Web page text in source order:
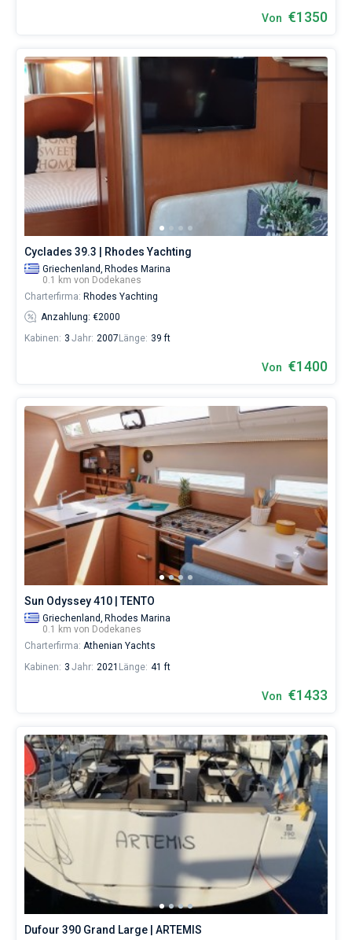
Nahe
Rhodos.
Von €1350
Cyclades 39.3 | Rhodes Yachting
Griechenland, Rhodes Marina
0.1 km von Dodekanes
Charterfirma: Rhodes Yachting
Anzahlung: €2000
Kabinen: 3 Jahr: 2007 Länge: 39 ft
Von €1400
Sun Odyssey 410 | TENTO
Griechenland, Rhodes Marina
0.1 km von Dodekanes
Charterfirma: Athenian Yachts
Kabinen: 3 Jahr: 2021 Länge: 41 ft
Von €1433
Dufour 390 Grand Large | ARTEMIS